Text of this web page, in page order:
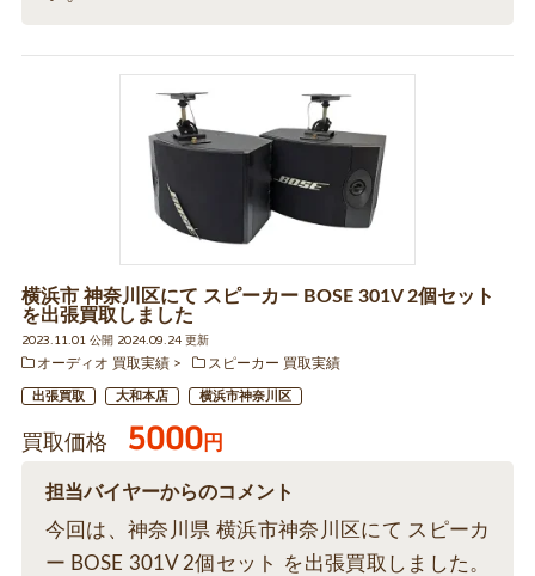
横浜市 神奈川区にて スピーカー BOSE 301V 2個セット
を出張買取しました
2023.11.01 公開 2024.09.24 更新
オーディオ 買取実績
スピーカー 買取実績
出張買取 大和本店 横浜市神奈川区
買取価格 5000円
担当バイヤーからのコメント
今回は、神奈川県 横浜市神奈川区にて スピーカ
ー BOSE 301V 2個セット を出張買取しました。